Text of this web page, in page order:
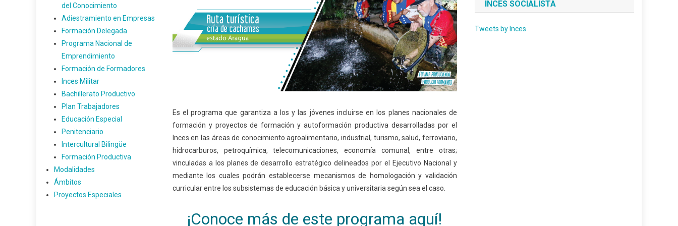
del Conocimiento
Adiestramiento en Empresas
Formación Delegada
Programa Nacional de
Emprendimiento
Formación de Formadores
Inces Militar
Bachillerato Productivo
Plan Trabajadores
Educación Especial
Penitenciario
Intercultural Bilingüe
Formación Productiva
Modalidades
Ámbitos
Proyectos Especiales
Es el programa que garantiza a los y las jóvenes incluirse en los planes nacionales de
formación y proyectos de formación y autoformación productiva desarrolladas por el
Inces en las áreas de conocimiento agroalimentario, industrial, turismo, salud, ferroviario,
hidrocarburos, petroquímica, telecomunicaciones, economía comunal, entre otras;
vinculadas a los planes de desarrollo estratégico delineados por el Ejecutivo Nacional y
mediante los cuales podrán establecerse mecanismos de homologación y validación
curricular entre los subsistemas de educación básica y universitaria según sea el caso.
¡Conoce más de este programa aquí!
INCES SOCIALISTA
Tweets by Inces